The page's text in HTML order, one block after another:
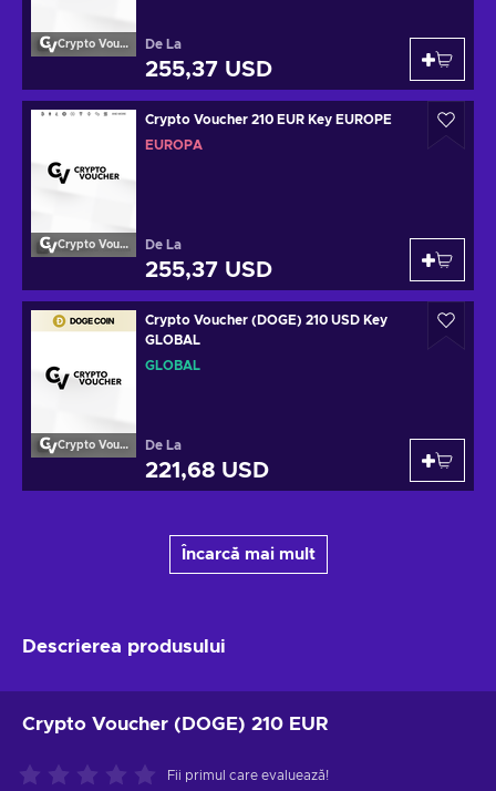
Crypto Voucher De La
255,37 USD
Crypto Voucher
Crypto Voucher 210 EUR Key EUROPE
EUROPA
De La
255,37 USD
Crypto Voucher
Crypto Voucher (DOGE) 210 USD Key
GLOBAL
GLOBAL
De La
221,68 USD
Încarcă mai mult
Descrierea produsului
Crypto Voucher (DOGE) 210 EUR
Fii primul care evaluează!